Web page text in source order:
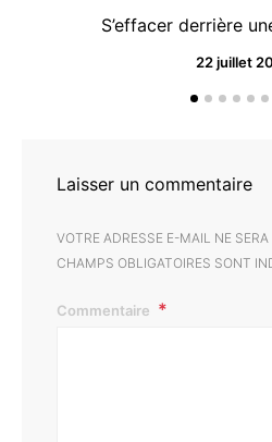
S’effacer derrière
22 juillet
Laisser un commentaire
VOTRE ADRESSE E-MAIL NE SERA
CHAMPS OBLIGATOIRES SONT
Commentaire